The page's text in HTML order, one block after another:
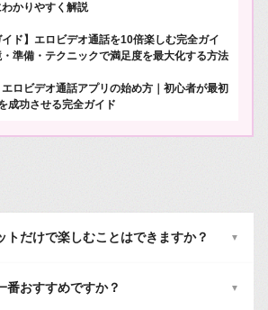
かりやすく解説
ド】エロビデオ通話を10倍楽しむ完全ガイ
準備・テクニックで満足度を最大化する方法
ロビデオ通話アプリの始め方｜初心者が最初
成功させる完全ガイド
トだけで楽しむことはできますか？ ▼
番おすすめですか？ ▼